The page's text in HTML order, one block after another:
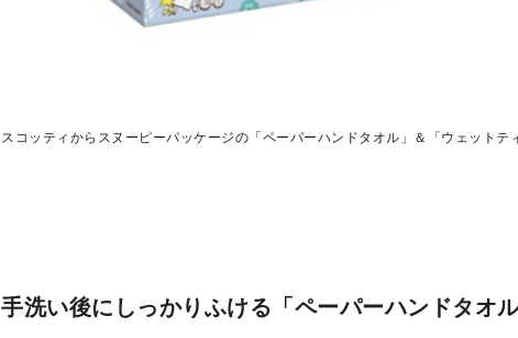
スコッティからスヌーピーパッケージの「ペーパーハンドタオル」＆「ウェットテ
手洗い後にしっかりふける「ペーパーハンドタオル